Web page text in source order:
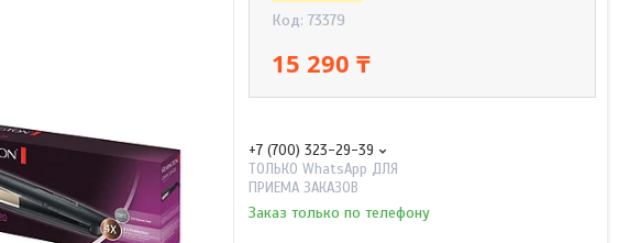
Код: 73379
15 290 ₸
+7 (700) 323-29-39
ТОЛЬКО WhatsApp ДЛЯ
ПРИЕМА ЗАКАЗОВ
Заказ только по телефону